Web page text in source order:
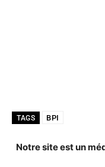
TAGS BPI
Notre site est un